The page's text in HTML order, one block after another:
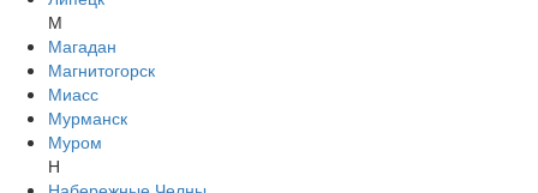
М
Магадан
Магнитогорск
Миасс
Мурманск
Муром
Н